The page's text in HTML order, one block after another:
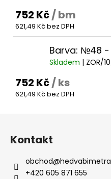
752 Kč/ bm
621,49 Kč bez DPH
Barva: №48 -
Skladem | ZOR/
752 Kč/ ks
621,49 Kč bez DPH
Kontakt
obchod@
+420 605 871 655